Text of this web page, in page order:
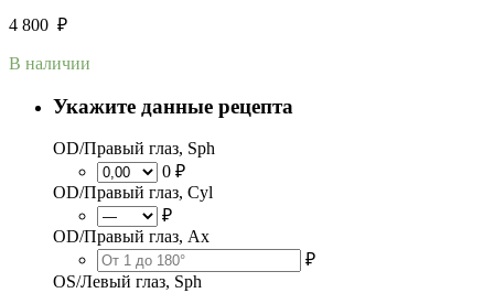
4 800 ₽
В наличии
Укажите данные рецепта
OD/Правый глаз, Sph
0 ₽
OD/Правый глаз, Cyl
₽
OD/Правый глаз, Ax
₽
OS/Левый глаз, Sph